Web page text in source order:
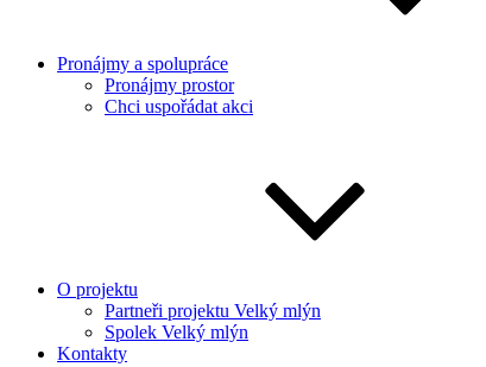
Pronájmy a spolupráce
Pronájmy prostor
Chci uspořádat akci
O projektu
Partneři projektu Velký mlýn
Spolek Velký mlýn
Kontakty